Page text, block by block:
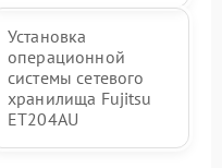
Установка
операционной
системы сетевого
хранилища Fujitsu
ET204AU